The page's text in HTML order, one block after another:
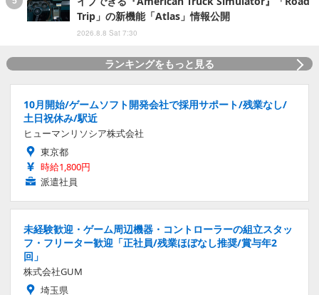
Trip」の新機能「Atlas」情報公開
2026.8.8 Sat 7:30
ランキングをもっと見る
10月開始/ゲームソフト開発会社で採用サポート/残業なし/
土日祝休み/駅近
ヒューマンリソシア株式会社
東京都
時給1,800円
派遣社員
未経験歓迎・ゲーム周辺機器・コントローラーの組立スタッ
フ・フリーター歓迎「正社員/残業ほぼなし推奨/賞与年2
回」
株式会社GUM
埼玉県